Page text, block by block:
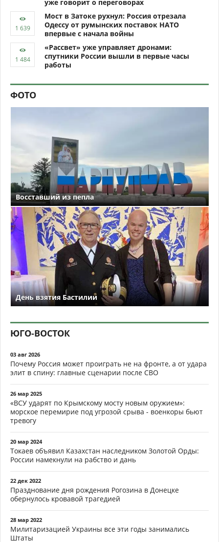
уже говорит о переговорах
Мост в Затоке рухнул: Россия отрезала
Одессу от румынских поставок НАТО
впервые с начала войны
«Рассвет» уже управляет дронами:
спутники России вышли в первые часы
работы
ФОТО
Восставший из пепла
День взятия Бастилии
ЮГО-ВОСТОК
03 авг 2026
Почему Россия может проиграть не на фронте, а от удара
элит в спину: главные сценарии после СВО
26 мар 2025
«ВСУ ударят по Крымскому мосту новым оружием»:
морское перемирие под угрозой срыва - военкоры бьют
тревогу
20 мар 2024
Токаев объявил Казахстан наследником Золотой Орды:
России намекнули на рабство и дань
22 дек 2022
Празднование дня рождения Рогозина в Донецке
обернулось кровавой трагедией
28 мар 2022
Милитаризацией Украины все эти годы занимались
Штаты